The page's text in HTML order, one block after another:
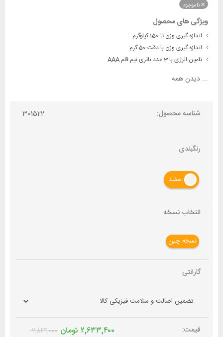
ناموجود
ویژگی های محصول
اندازه گیری وزن تا 150 کیلوگرم
اندازه گیری وزن با دقت 50 گرم
تامین انرژی با 3 عدد باتری نیم قلم AAA
... دیدن همه
شناسه محصول: 301522
رنگبندی
سفید
انتخاب نسخه
نسخه چین
گارانتی
۲,۸۴۴,۰۰۰ تومان ۲,۶۳۳,۴۰۰